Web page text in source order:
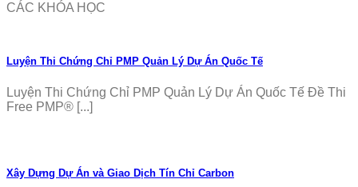
CÁC KHÓA HỌC
Luyện Thi Chứng Chỉ PMP Quản Lý Dự Án Quốc Tế
Luyện Thi Chứng Chỉ PMP Quản Lý Dự Án Quốc Tế Đề Thi
Free PMP® [...]
Xây Dựng Dự Án và Giao Dịch Tín Chỉ Carbon